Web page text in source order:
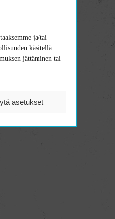
ja/tai
käsitellä
jättäminen tai
asetukset